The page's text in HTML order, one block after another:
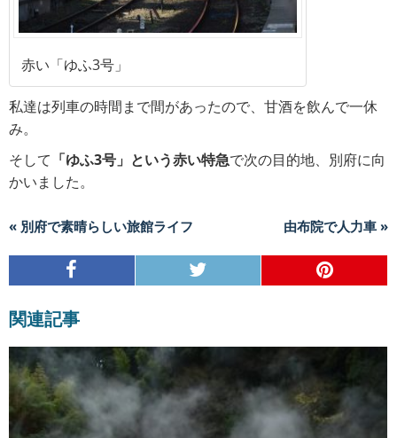
赤い「ゆふ3号」
私達は列車の時間まで間があったので、甘酒を飲んで一休
み。
そして 「ゆふ3号」という赤い特急で次の目的地、別府に向
かいました。
« 別府で素晴らしい旅館ライフ 由布院で人力車 »
関連記事